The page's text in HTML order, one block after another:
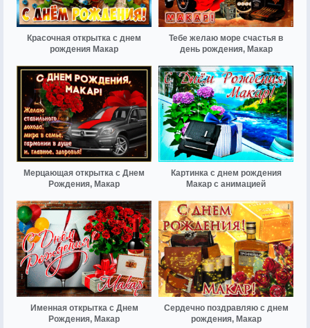
Красочная открытка с днем
рождения Макар
Тебе желаю море счастья в
день рождения, Макар
Мерцающая открытка с Днем
Рождения, Макар
Картинка с днем рождения
Макар с анимацией
Именная открытка с Днем
Рождения, Макар
Сердечно поздравляю с днем
рождения, Макар